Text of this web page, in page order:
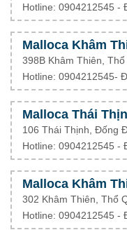
Hotline: 0904212545 -
Malloca Khâm
398B Khâm Thiên,
Hotline: 0904212545-
Malloca Thái
106 Thái Thịnh, Đống
Hotline: 0904212545 -
Malloca Khâm
302 Khâm Thiên, Thổ
Hotline: 0904212545 -